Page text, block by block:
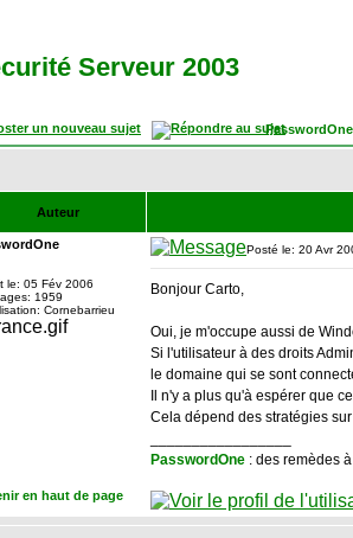
Serveur 2003
Auteur
le: 05 Fév 2006
1959
Cornebarrieu
Posté le: 20 Avr
Bonjour Carto,
Oui, je m'occupe aussi de
Si l'utilisateur à des droits
le domaine qui se sont
Il n'y a plus qu'à espérer que
Cela dépend des stratégies
PasswordOne : des remèdes
en haut de page